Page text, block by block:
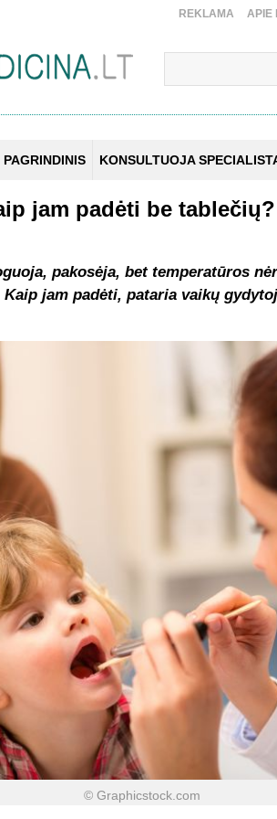
REKLAMA APIE
PAGRINDINIS KONSULTUOJA
jam padėti be tablečių?
pakosėja, bet temperatūros
jam padėti, pataria vaikų
© Graphicstock.com